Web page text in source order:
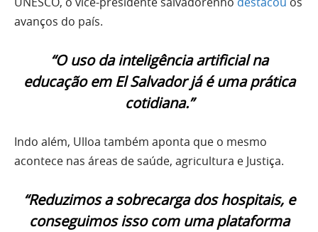
avanços do país.
“O uso da inteligência artificial na
educação em El Salvador já é uma prática
cotidiana.”
Indo além, Ulloa também aponta que o mesmo
acontece nas áreas de saúde, agricultura e Justiça.
“Reduzimos a sobrecarga dos hospitais, e
conseguimos isso com uma plataforma